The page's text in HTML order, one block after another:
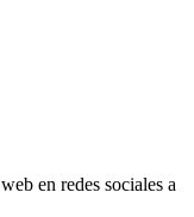
en redes sociales a